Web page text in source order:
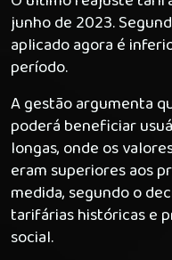
junho de 2023.
aplicado agora é
período.
A gestão argumenta
poderá beneficiar
longas, onde os
eram superiores aos
medida, segundo o
tarifárias históricas e
social.